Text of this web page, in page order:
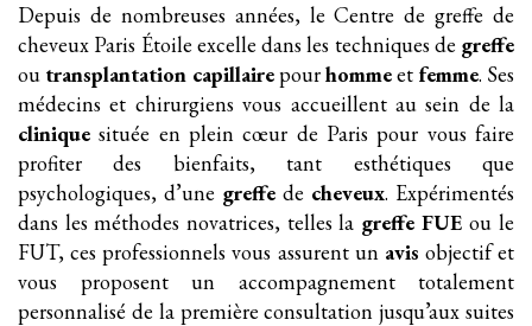
Depuis de nombreuses années, le Centre de greffe de
cheveux Paris Étoile excelle dans les techniques de greffe
ou transplantation capillairepourhommeet femme. Ses
médecins et chirurgiens vous accueillent au sein de la
clinique située en plein cœur de Paris pour vous faire
profiter des bienfaits, tant esthétiques que
psychologiques, d’une greffe de cheveux. Expérimentés
dans les méthodes novatrices, telles la greffe FUE ou le
FUT, ces professionnels vous assurent un avis objectif et
vous proposent un accompagnement totalement
personnalisé de la première consultation jusqu’aux suites